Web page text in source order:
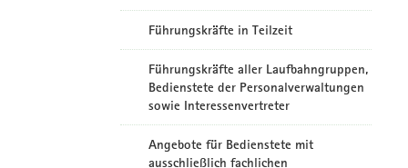
Führungskräfte in Teilzeit
Führungskräfte aller Laufbahngruppen,
Bedienstete der Personalverwaltungen
sowie Interessenvertreter
Angebote für Bedienstete mit
ausschließlich fachlichen